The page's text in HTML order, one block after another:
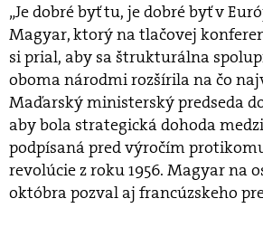
„Je dobré byť tu, je dobré byť v
Magyar, ktorý na tlačovej
si prial, aby sa štrukturálna
oboma národmi rozšírila na čo
Maďarský ministerský predseda
aby bola strategická dohoda
podpísaná pred výročím
revolúcie z roku 1956. Magyar na
októbra pozval aj francúzskeho